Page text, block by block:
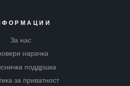
За нас
нарачка
поддршка
за приватност